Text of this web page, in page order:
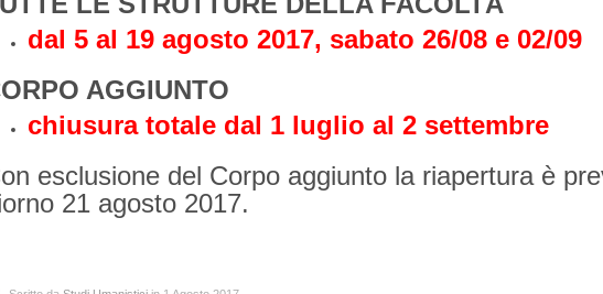
dal 5 al 19 agosto 2017, sabato 26/08 e 02/09
AGGIUNTO
chiusura totale dal 1 luglio al 2 settembre
esclusione del Corpo aggiunto la riapertura è
21 agosto 2017.